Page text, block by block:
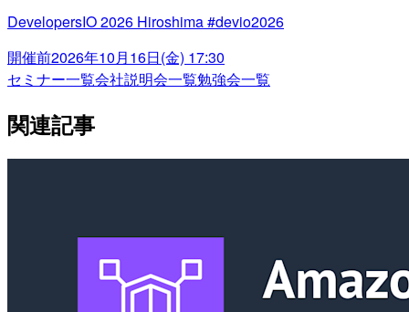
DevelopersIO 2026 Hiroshima #devio2026
開催前2026年10月16日(金) 17:30
セミナー一覧会社説明会一覧勉強会一覧
関連記事